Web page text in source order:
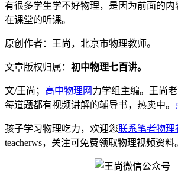
有很多学生学不好物理，是因为前面的
在课堂的听课。
原创作者：王尚，北京市物理教师。
文章版权归属： 初中物理七百讲。
文/王尚； 高中物理网 力学组主编。王尚
每道题都有视频讲解的辅导书，热卖中。
孩子学习物理吃力，欢迎您联系笔者物理
teacherws，关注可免费领取物理视频资料